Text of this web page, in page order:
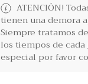
ATENCIÓN!
tienen una demora
Siempre tratamos
los tiempos de
especial por favor